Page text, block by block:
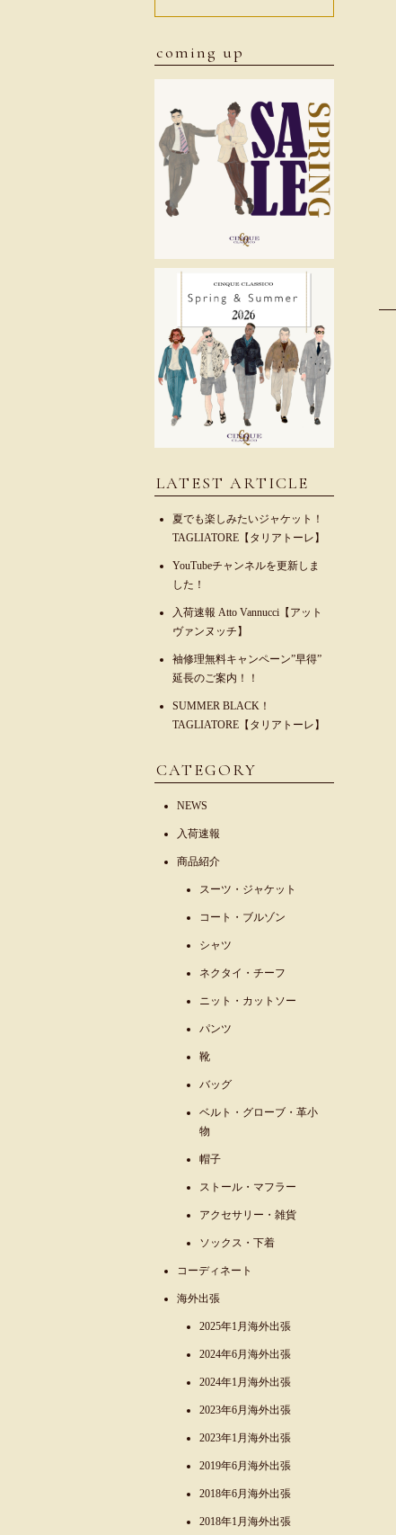
coming up
LATEST ARTICLE
夏でも楽しみたいジャケット！
TAGLIATORE【タリアトーレ】
YouTubeチャンネルを更新しま
した！
入荷速報 Atto Vannucci【アット
ヴァンヌッチ】
袖修理無料キャンペーン”早得”
延長のご案内！！
SUMMER BLACK！
TAGLIATORE【タリアトーレ】
CATEGORY
NEWS
入荷速報
商品紹介
スーツ・ジャケット
コート・ブルゾン
シャツ
ネクタイ・チーフ
ニット・カットソー
パンツ
靴
バッグ
ベルト・グローブ・革小
物
帽子
ストール・マフラー
アクセサリー・雑貨
ソックス・下着
コーディネート
海外出張
2025年1月海外出張
2024年6月海外出張
2024年1月海外出張
2023年6月海外出張
2023年1月海外出張
2019年6月海外出張
2018年6月海外出張
2018年1月海外出張